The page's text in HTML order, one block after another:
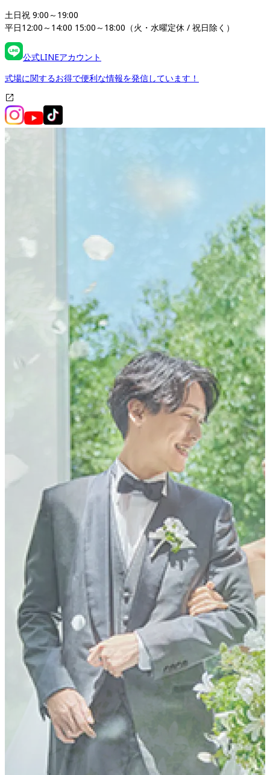
土日祝 9:00～19:00
平日12:00～14:00 15:00～18:00（火・水曜定休 / 祝日除く）
公式LINEアカウント
式場に関するお得で便利な情報を発信しています！